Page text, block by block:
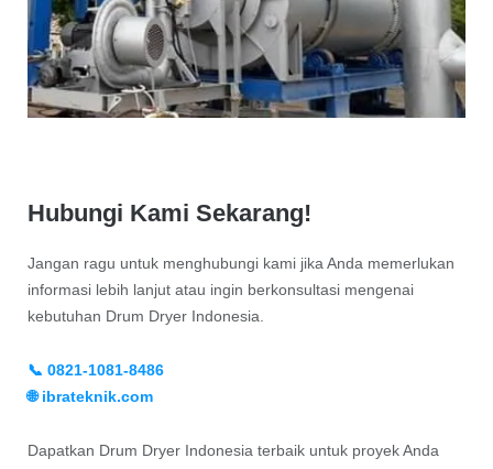
Hubungi Kami Sekarang!
Jangan ragu untuk menghubungi kami jika Anda memerlukan
informasi lebih lanjut atau ingin berkonsultasi mengenai
kebutuhan Drum Dryer Indonesia.
📞 0821-1081-8486
🌐 ibrateknik.com
Dapatkan Drum Dryer Indonesia terbaik untuk proyek Anda